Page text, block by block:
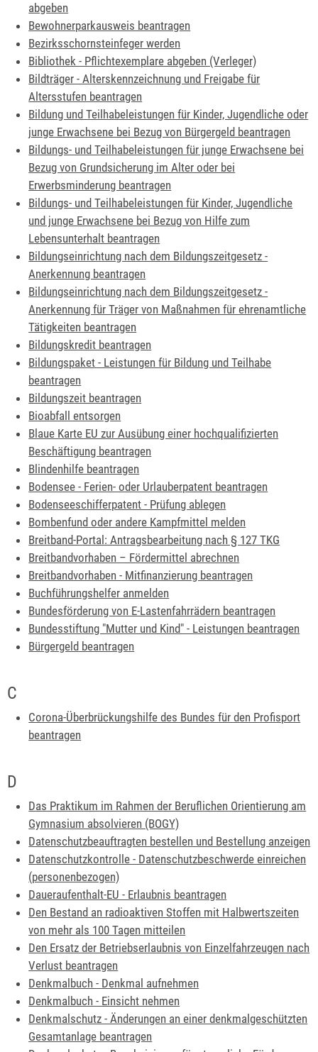
abgeben
Bewohnerparkausweis beantragen
Bezirksschornsteinfeger werden
Bibliothek - Pflichtexemplare abgeben (Verleger)
Bildträger - Alterskennzeichnung und Freigabe für
Altersstufen beantragen
Bildung und Teilhabeleistungen für Kinder, Jugendliche oder
junge Erwachsene bei Bezug von Bürgergeld beantragen
Bildungs- und Teilhabeleistungen für junge Erwachsene bei
Bezug von Grundsicherung im Alter oder bei
Erwerbsminderung beantragen
Bildungs- und Teilhabeleistungen für Kinder, Jugendliche
und junge Erwachsene bei Bezug von Hilfe zum
Lebensunterhalt beantragen
Bildungseinrichtung nach dem Bildungszeitgesetz -
Anerkennung beantragen
Bildungseinrichtung nach dem Bildungszeitgesetz -
Anerkennung für Träger von Maßnahmen für ehrenamtliche
Tätigkeiten beantragen
Bildungskredit beantragen
Bildungspaket - Leistungen für Bildung und Teilhabe
beantragen
Bildungszeit beantragen
Bioabfall entsorgen
Blaue Karte EU zur Ausübung einer hochqualifizierten
Beschäftigung beantragen
Blindenhilfe beantragen
Bodensee - Ferien- oder Urlauberpatent beantragen
Bodenseeschifferpatent - Prüfung ablegen
Bombenfund oder andere Kampfmittel melden
Breitband-Portal: Antragsbearbeitung nach § 127 TKG
Breitbandvorhaben – Fördermittel abrechnen
Breitbandvorhaben - Mitfinanzierung beantragen
Buchführungshelfer anmelden
Bundesförderung von E-Lastenfahrrädern beantragen
Bundesstiftung "Mutter und Kind" - Leistungen beantragen
Bürgergeld beantragen
C
Corona-Überbrückungshilfe des Bundes für den Profisport
beantragen
D
Das Praktikum im Rahmen der Beruflichen Orientierung am
Gymnasium absolvieren (BOGY)
Datenschutzbeauftragten bestellen und Bestellung anzeigen
Datenschutzkontrolle - Datenschutzbeschwerde einreichen
(personenbezogen)
Daueraufenthalt-EU - Erlaubnis beantragen
Den Bestand an radioaktiven Stoffen mit Halbwertszeiten
von mehr als 100 Tagen mitteilen
Den Ersatz der Betriebserlaubnis von Einzelfahrzeugen nach
Verlust beantragen
Denkmalbuch - Denkmal aufnehmen
Denkmalbuch - Einsicht nehmen
Denkmalschutz - Änderungen an einer denkmalgeschützten
Gesamtanlage beantragen